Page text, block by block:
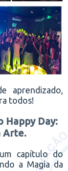
aprendizado,
todos!
Happy Day:
Arte.
capítulo do
a Magia da